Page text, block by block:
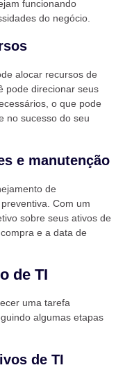
funcionando
do negócio.
alocar recursos de
pode direcionar seus
o que pode
no sucesso do seu
e manutenção
de
Com um
sobre seus ativos de
e a data de
de TI
uma tarefa
algumas etapas
de TI